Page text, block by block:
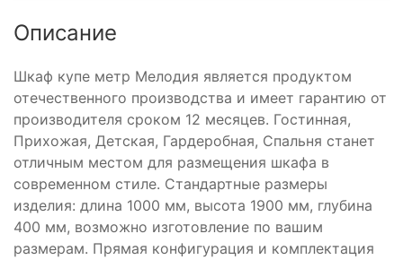
Описание
Шкаф купе метр Мелодия является продуктом
отечественного производства и имеет гарантию от
производителя сроком 12 месяцев. Гостинная,
Прихожая, Детская, Гардеробная, Спальня станет
отличным местом для размещения шкафа в
современном стиле. Стандартные размеры
изделия: длина 1000 мм, высота 1900 мм, глубина
400 мм, возможно изготовление по вашим
размерам. Прямая конфигурация и комплектация